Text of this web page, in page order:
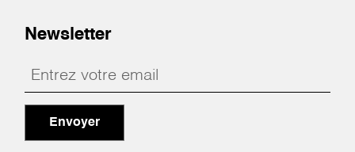
Newsletter
Envoyer